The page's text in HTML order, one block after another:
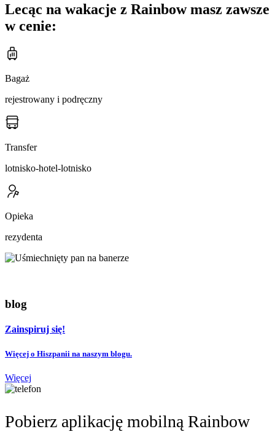
Lecąc na wakacje z Rainbow masz zawsze
w cenie:
Bagaż
rejestrowany i podręczny
Transfer
lotnisko-hotel-lotnisko
Opieka
rezydenta
blog
Zainspiruj się!
Więcej o Hiszpanii na naszym blogu.
Więcej
Pobierz aplikację mobilną Rainbow